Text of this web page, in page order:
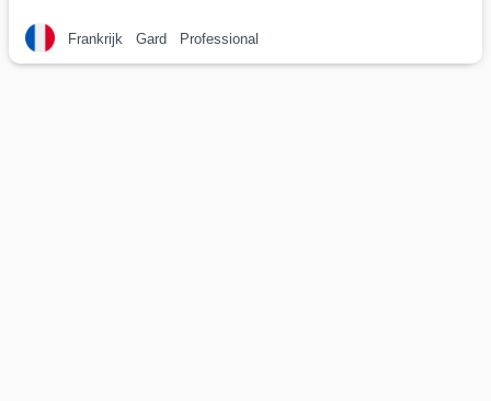
Frankrijk Gard Professional